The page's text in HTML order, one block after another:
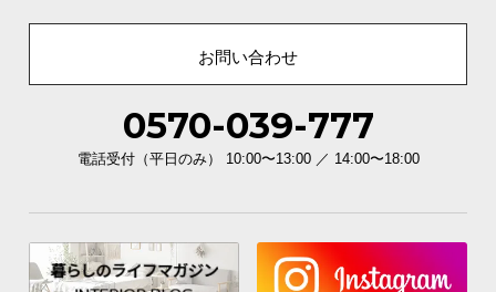
ガラスの厚さ 約4㎜
すっきり収納できる配線孔
ボードの背面にはコードやタップを通せる配線孔付
お問い合わせ
0570-039-777
電話受付（平日のみ） 10:00〜13:00 ／ 14:00〜18:00